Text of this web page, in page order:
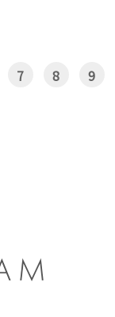
7 8
9